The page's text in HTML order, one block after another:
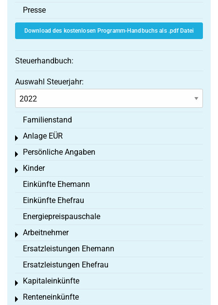
Presse
Download des kostenlosen Programm-Handbuchs als .pdf Datei
Steuerhandbuch:
Auswahl Steuerjahr:
Familienstand
Anlage EÜR
Toggle menu
Persönliche Angaben
Toggle menu
Kinder
Toggle menu
Einkünfte Ehemann
Einkünfte Ehefrau
Energiepreispauschale
Arbeitnehmer
Toggle menu
Ersatzleistungen Ehemann
Ersatzleistungen Ehefrau
Kapitaleinkünfte
Toggle menu
Renteneinkünfte
Toggle menu